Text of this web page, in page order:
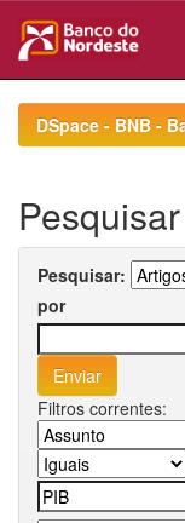
navigationDSpace - BNB -
Pesquisar
Pesquisar:
por
Filtros correntes: